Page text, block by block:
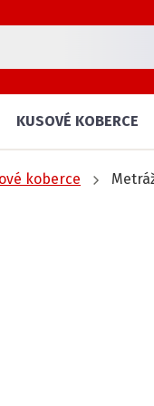
KUSOVÉ KOBERCE
koberce